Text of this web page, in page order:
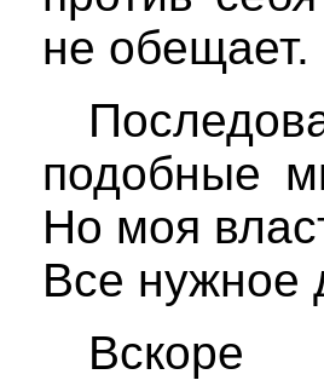
не обещает.
подобные
Но моя
Все нужное
Вскоре